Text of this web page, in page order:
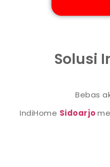
Solusi
Bebas
IndiHome Sidoarjo